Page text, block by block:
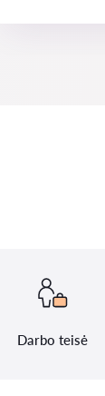
Darbo teisė